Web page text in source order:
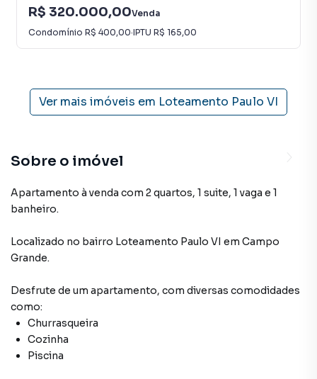
R$ 320.000,00Venda
Condomínio R$ 400,00·IPTU R$ 165,00
Ver mais imóveis em Loteamento Paulo VI
Sobre o imóvel
Apartamento à venda com 2 quartos, 1 suite, 1 vaga e 1
banheiro.
Localizado no bairro Loteamento Paulo VI em Campo
Grande.
Desfrute de um apartamento, com diversas comodidades
como:
Churrasqueira
Cozinha
Piscina